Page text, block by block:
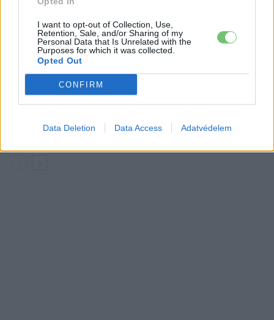
I want to opt-out of Collection, Use,
Retention, Sale, and/or Sharing of my
Personal Data that Is Unrelated with the
Purposes for which it was collected.
Opted Out
CONFIRM
Data Deletion Data Access Adatvédelem
Elektromos
Elektromos
autó
Négymillió Tesla-tulajdonos vár egy
ígéretre, amit a cég évek óta halogat
Elektromos
A Tesla kamerát ad a németországi
robotokat